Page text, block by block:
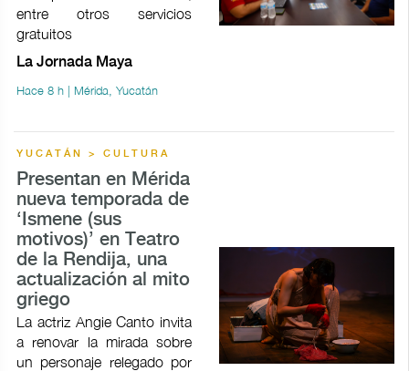
entre otros servicios
gratuitos
La Jornada Maya
Hace 8 h | Mérida, Yucatán
YUCATÁN > CULTURA
Presentan en Mérida
nueva temporada de
‘Ismene (sus
motivos)’ en Teatro
de la Rendija, una
actualización al mito
griego
La actriz Angie Canto invita
a renovar la mirada sobre
un personaje relegado por